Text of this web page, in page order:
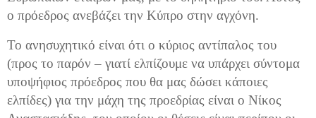
ο πρόεδρος ανεβάζει την Κύπρο στην αγχόνη.
Το ανησυχητικό είναι ότι ο κύριος αντίπαλος του
(προς το παρόν – γιατί ελπίζουμε να υπάρχει σύντομα
υποψήφιος πρόεδρος που θα μας δώσει κάποιες
ελπίδες) για την μάχη της προεδρίας είναι ο Νίκος